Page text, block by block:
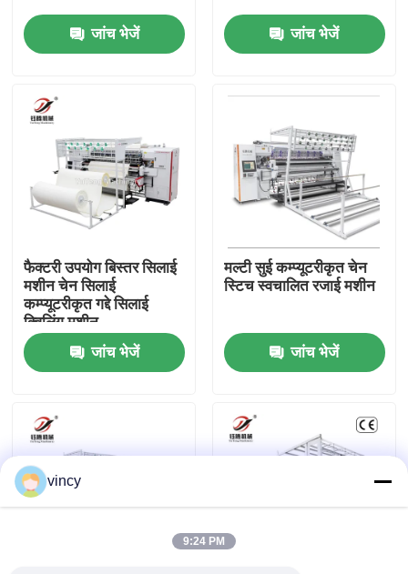
घर
उत्पाद
वीडियो
हमारे बारे में
कारखाना भ्रमण
गुणवत्ता नियंत्रण
एक उद्धरण का अनुरोध करें
कम्प्यूटरीकृत चेन स्टिच क्विल्टिंग मशीन
जांच भेजें जांच भेजें
फैक्टरी उपयोग बिस्तर सिलाई
मशीन चेन सिलाई
कम्प्यूटरीकृत गद्दे सिलाई
क्विलिंग मशीन
जांच भेजें
मल्टी सुई कम्प्यूटरीकृत चेन
स्टिच स्वचालित रजाई मशीन
जांच भेजें
vincy
9:24 PM